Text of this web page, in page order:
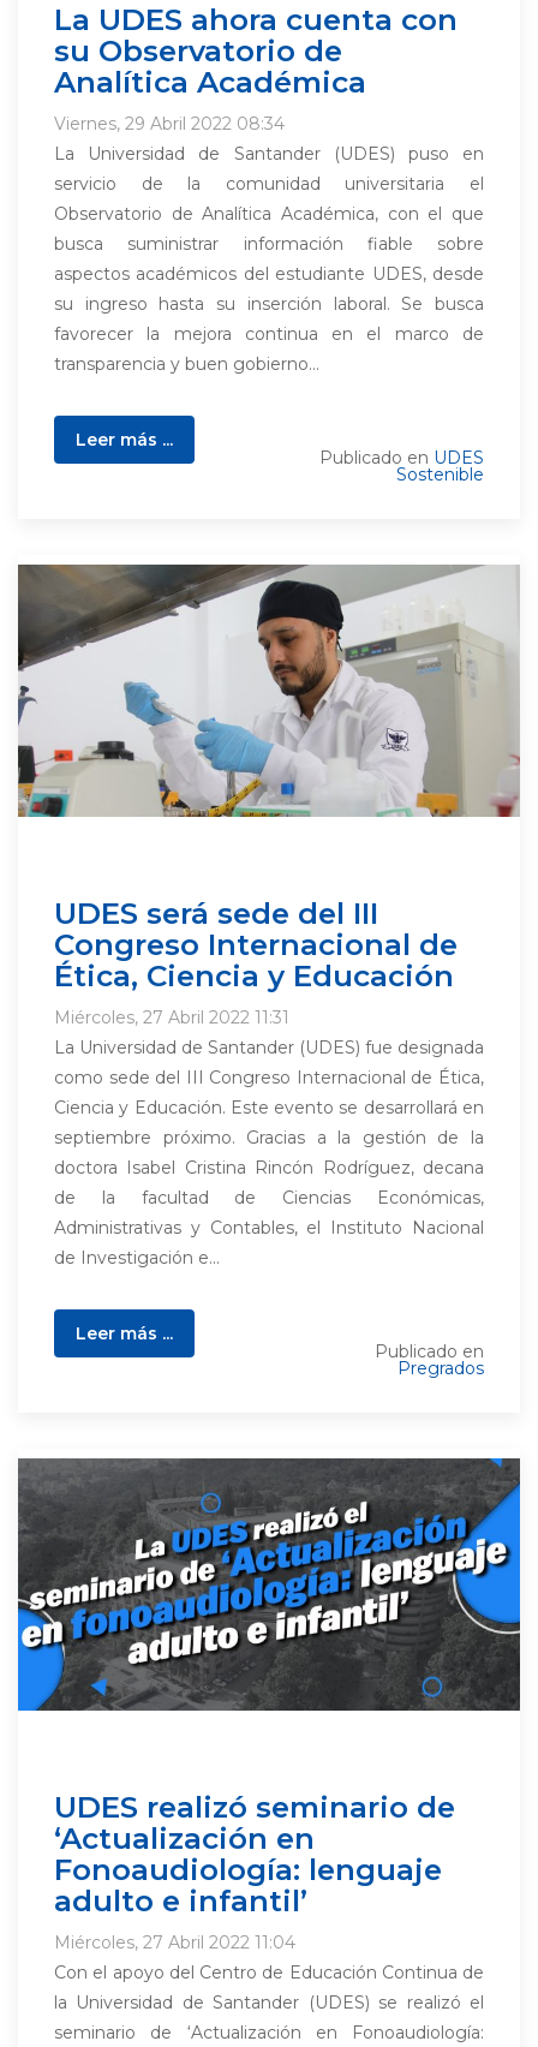
La UDES ahora cuenta con
su Observatorio de
Analítica Académica
Viernes, 29 Abril 2022 08:34
La Universidad de Santander (UDES) puso en
servicio de la comunidad universitaria el
Observatorio de Analítica Académica, con el que
busca suministrar información fiable sobre
aspectos académicos del estudiante UDES, desde
su ingreso hasta su inserción laboral. Se busca
favorecer la mejora continua en el marco de
transparencia y buen gobierno...
Leer más ...
Publicado en UDES
Sostenible
UDES será sede del III
Congreso Internacional de
Ética, Ciencia y Educación
Miércoles, 27 Abril 2022 11:31
La Universidad de Santander (UDES) fue designada
como sede del III Congreso Internacional de Ética,
Ciencia y Educación. Este evento se desarrollará en
septiembre próximo. Gracias a la gestión de la
doctora Isabel Cristina Rincón Rodríguez, decana
de la facultad de Ciencias Económicas,
Administrativas y Contables, el Instituto Nacional
de Investigación e...
Leer más ...
Publicado en
Pregrados
UDES realizó seminario de
‘Actualización en
Fonoaudiología: lenguaje
adulto e infantil’
Miércoles, 27 Abril 2022 11:04
Con el apoyo del Centro de Educación Continua de
la Universidad de Santander (UDES) se realizó el
seminario de ‘Actualización en Fonoaudiología: